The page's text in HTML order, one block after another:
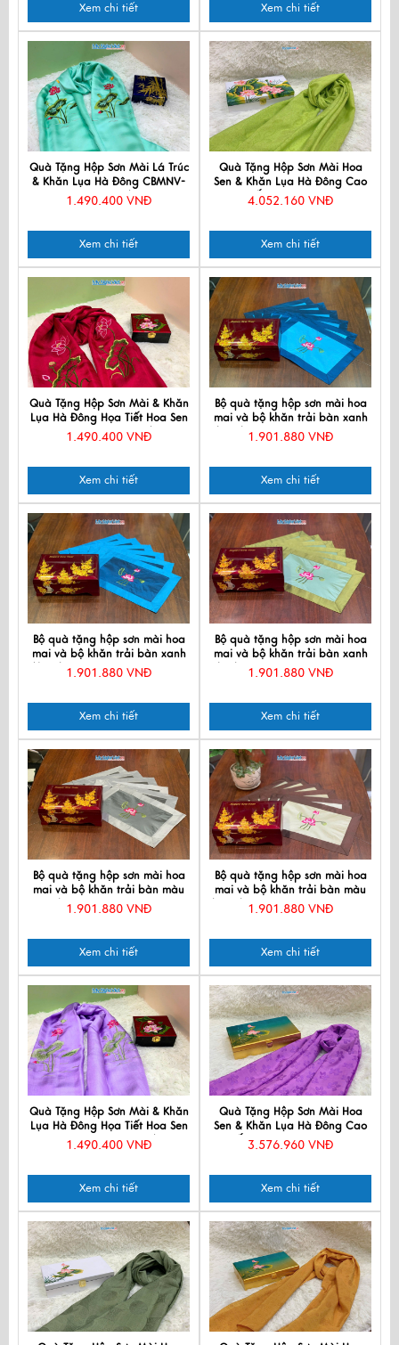
Xem chi tiết Xem chi tiết
Quà Tặng Hộp Sơn Mài Lá Trúc
& Khăn Lụa Hà Đông CBMNV-
LNL45180/17
1.490.400 VNĐ
Xem chi tiết
Quà Tặng Hộp Sơn Mài Hoa
Sen & Khăn Lụa Hà Đông Cao
Cấp CBKLNL89-6
4.052.160 VNĐ
Xem chi tiết
Quà Tặng Hộp Sơn Mài & Khăn
Lụa Hà Đông Họa Tiết Hoa Sen
CBMNV-LNL45180/10
1.490.400 VNĐ
Xem chi tiết
Bộ quà tặng hộp sơn mài hoa
mai và bộ khăn trải bàn xanh
nhạt thêu sen CBMNV-KLTB11.2
1.901.880 VNĐ
Xem chi tiết
Bộ quà tặng hộp sơn mài hoa
mai và bộ khăn trải bàn xanh
đậm thêu sen CBMNV-KLTB11.3
1.901.880 VNĐ
Xem chi tiết
Bộ quà tặng hộp sơn mài hoa
mai và bộ khăn trải bàn xanh
lá thêu sen CBMNV-KLTB11.4
1.901.880 VNĐ
Xem chi tiết
Bộ quà tặng hộp sơn mài hoa
mai và bộ khăn trải bàn màu
xám thêu sen CBMNV-KLTB11.5
1.901.880 VNĐ
Xem chi tiết
Bộ quà tặng hộp sơn mài hoa
mai và bộ khăn trải bàn màu
kem thêu sen CBMNV-KLTB11.1
1.901.880 VNĐ
Xem chi tiết
Quà Tặng Hộp Sơn Mài & Khăn
Lụa Hà Đông Họa Tiết Hoa Sen
CBMNV-LNL45180/1
1.490.400 VNĐ
Xem chi tiết
Quà Tặng Hộp Sơn Mài Hoa
Sen & Khăn Lụa Hà Đông Cao
Cấp CBMNV-KLNL80180
3.576.960 VNĐ
Xem chi tiết